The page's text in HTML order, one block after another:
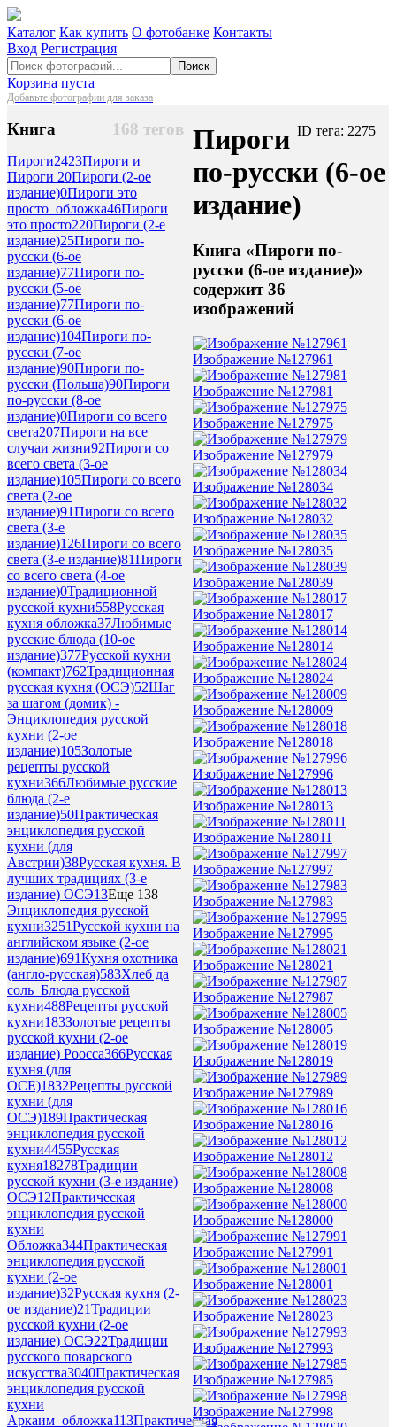
Каталог Как купить О фотобанке Контакты
Вход Регистрация
Поиск
Корзина пуста
Добавьте фотографии для заказа
168 тегов
Книга
Пироги2423Пироги и
Пироги 20Пироги (2-ое
издание)0Пироги это
просто_обложка46Пироги
это просто220Пироги (2-е
издание)25Пироги по-
русски (6-ое
издание)77Пироги по-
русски (5-ое
издание)77Пироги по-
русски (6-ое
издание)104Пироги по-
русски (7-ое
издание)90Пироги по-
русски (Польша)90Пироги
по-русски (8-ое
издание)0Пироги со всего
света207Пироги на все
случаи жизни92Пироги со
всего света (3-ое
издание)105Пироги со всего
света (2-ое
издание)91Пироги со всего
света (3-е
издание)126Пироги со всего
света (3-е издание)81Пироги
со всего света (4-ое
издание)0Традиционной
русской кухни558Русская
кухня обложка37Любимые
русские блюда (10-ое
издание)377Русской кухни
(компакт)762Традиционная
русская кухня (ОСЭ)52Шаг
за шагом (домик) -
Энциклопедия русской
кухни (2-ое
издание)105Золотые
рецепты русской
кухни366Любимые русские
блюда (2-е
издание)50Практическая
энциклопедия русской
кухни (для
Австрии)38Русская кухня. В
лучших традициях (3-е
издание) ОСЭ13Еще 138
Энциклопедия русской
кухни3251Русской кухни на
английском языке (2-ое
издание)691Кухня охотника
(англо-русская)583Хлеб да
соль_Блюда русской
кухни488Рецепты русской
кухни183Золотые рецепты
русской кухни (2-ое
издание) Роосса366Русская
кухня (для
ОСЕ)1832Рецепты русской
кухни (для
ОСЭ)189Практическая
энциклопедия русской
кухни4455Русская
кухня18278Традиции
русской кухни (3-е издание)
ОСЭ12Практическая
энциклопедия русской
кухни
Обложка344Практическая
энциклопедия русской
кухни (2-ое
издание)32Русская кухня (2-
ое издание)21Традиции
русской кухни (2-ое
издание) ОСЭ22Традиции
русского поварского
искусства3040Практическая
энциклопедия русской
кухни
Аркаим_обложка113Практическая
ID тега: 2275
Пироги
по-русски (6-ое
издание)
Книга «Пироги по-
русски (6-ое издание)»
содержит 36
изображений
Изображение №127961
Изображение №127981
Изображение №127975
Изображение №127979
Изображение №128034
Изображение №128032
Изображение №128035
Изображение №128039
Изображение №128017
Изображение №128014
Изображение №128024
Изображение №128009
Изображение №128018
Изображение №127996
Изображение №128013
Изображение №128011
Изображение №127997
Изображение №127983
Изображение №127995
Изображение №128021
Изображение №127987
Изображение №128005
Изображение №128019
Изображение №127989
Изображение №128016
Изображение №128012
Изображение №128008
Изображение №128000
Изображение №127991
Изображение №128001
Изображение №128023
Изображение №127993
Изображение №127985
Изображение №127998